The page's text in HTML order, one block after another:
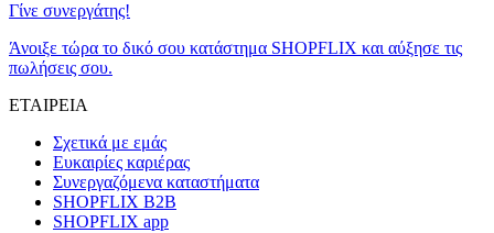
Γίνε συνεργάτης!
Άνοιξε τώρα το δικό σου κατάστημα SHOPFLIX και αύξησε τις
πωλήσεις σου.
ΕΤΑΙΡΕΙΑ
Σχετικά με εμάς
Ευκαιρίες καριέρας
Συνεργαζόμενα καταστήματα
SHOPFLIX B2B
SHOPFLIX app